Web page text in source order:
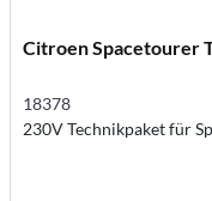
Citroen Spacetourer
18378
230V Technikpaket für